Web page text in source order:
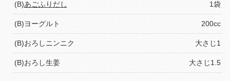
(B)あごふりだし 1袋
(B)ヨーグルト 200cc
(B)おろしニンニク 大さじ1
(B)おろし生姜 大さじ1.5